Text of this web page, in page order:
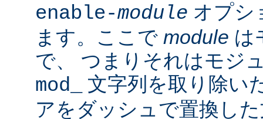
enable-module オプシ
ます。ここで module は
で、 つまりそれはモジ
mod_
文字列を取り除い
アをダッシュで置換し